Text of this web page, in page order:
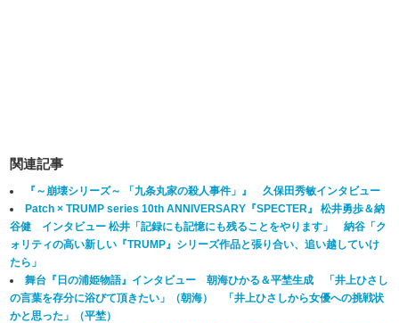
関連記事
『～崩壊シリーズ～ 「九条丸家の殺人事件」』 久保田秀敏インタビュー
Patch × TRUMP series 10th ANNIVERSARY『SPECTER』 松井勇歩＆納
谷健 インタビュー 松井「記録にも記憶にも残ることをやります」 納谷「ク
ォリティの高い新しい『TRUMP』シリーズ作品と張り合い、追い越していけ
たら」
舞台『日の浦姫物語』インタビュー 朝海ひかる＆平埜生成 「井上ひさし
の言葉を存分に浴びて頂きたい」（朝海） 「井上ひさしから女優への挑戦状
かと思った」（平埜）